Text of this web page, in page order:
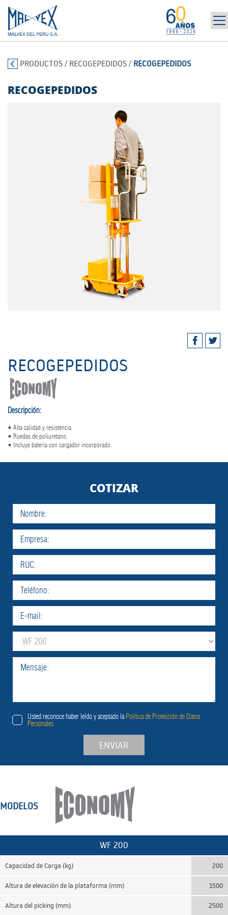
LA EMPRESA
POST-VENTA | ALQUILER
NOTICIAS
CONTÁCTANOS
PRODUCTOS / RECOGEPEDIDOS / RECOGEPEDIDOS
RECOGEPEDIDOS
RECOGEPEDIDOS
Descripción:
• Alta calidad y resistencia.
• Ruedas de poliuretano.
• Incluye batería con cargador incorporado.
COTIZAR
Usted reconoce haber leído y aceptado laPolítica de Protección de Datos
Personales
ENVIAR
MODELOS
WF 200
Capacidad de Carga (kg) 200
Altura de elevación de la plataforma (mm) 1500
Altura del picking (mm) 2500